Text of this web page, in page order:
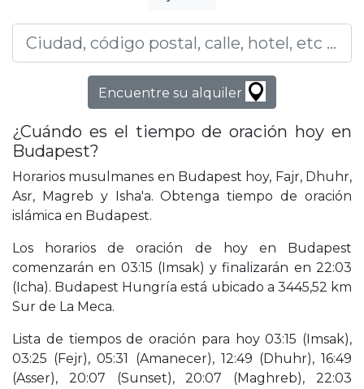
Encuentre su alquiler
¿Cuándo es el tiempo de oración hoy en
Budapest?
Horarios musulmanes en Budapest hoy, Fajr, Dhuhr,
Asr, Magreb y Isha'a. Obtenga tiempo de oración
islámica en Budapest.
Los horarios de oración de hoy en Budapest
comenzarán en 03:15 (Imsak) y finalizarán en 22:03
(Icha). Budapest Hungría está ubicado a 3445,52 km
Sur de La Meca.
Lista de tiempos de oración para hoy 03:15 (Imsak),
03:25 (Fejr), 05:31 (Amanecer), 12:49 (Dhuhr), 16:49
(Asser), 20:07 (Sunset), 20:07 (Maghreb), 22:03